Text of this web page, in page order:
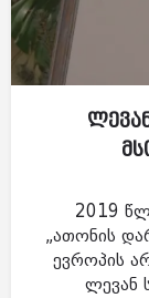
2019
„ათონის
ევროპის
ლევან